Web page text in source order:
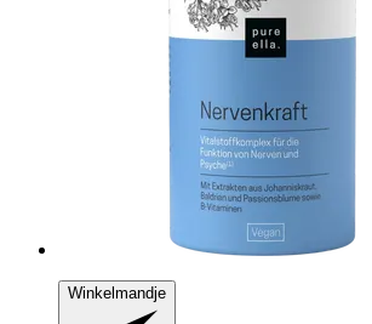
Winkelmandje